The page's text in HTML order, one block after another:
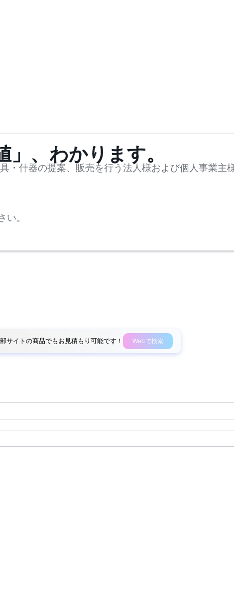
、わかります。
・什器の提案、販売を行う法人様および個人事業主
い。
サイトの商品でもお見積もり可能です！ Webで検索